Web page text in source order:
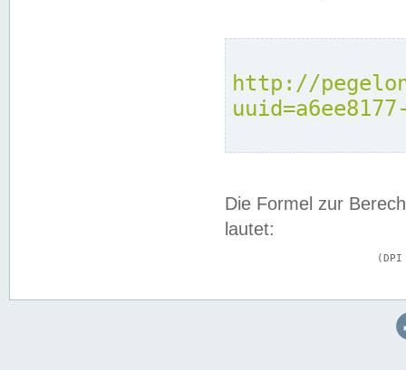
http://
Die Formel zur
lautet: